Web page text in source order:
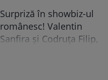
Surpriză în showbiz-ul
românesc! Valentin
Sanfira și Codruța Filip,